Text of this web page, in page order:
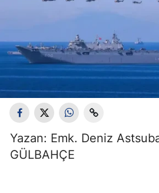
Yazan: Emk. Deniz
GÜLBAHÇE